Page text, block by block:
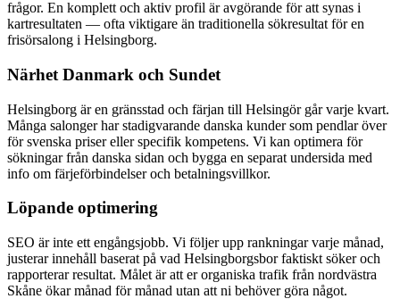
frågor. En komplett och aktiv profil är avgörande för att synas i
kartresultaten — ofta viktigare än traditionella sökresultat för en
frisörsalong i Helsingborg.
Närhet Danmark och Sundet
Helsingborg är en gränsstad och färjan till Helsingör går varje kvart.
Många salonger har stadigvarande danska kunder som pendlar över
för svenska priser eller specifik kompetens. Vi kan optimera för
sökningar från danska sidan och bygga en separat undersida med
info om färjeförbindelser och betalningsvillkor.
Löpande optimering
SEO är inte ett engångsjobb. Vi följer upp rankningar varje månad,
justerar innehåll baserat på vad Helsingborgsbor faktiskt söker och
rapporterar resultat. Målet är att er organiska trafik från nordvästra
Skåne ökar månad för månad utan att ni behöver göra något.